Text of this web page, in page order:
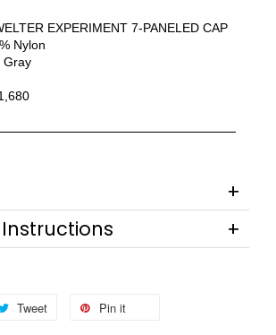
EXPERIMENT 7-PANELED CAP
Nylon
Gray
Tweet Pin it